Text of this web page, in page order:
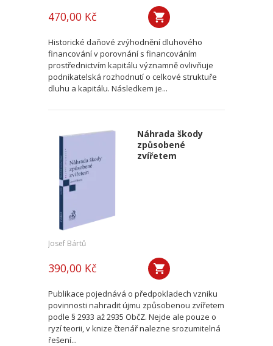
470,00 Kč
Historické daňové zvýhodnění dluhového
financování v porovnání s financováním
prostřednictvím kapitálu významně ovlivňuje
podnikatelská rozhodnutí o celkové struktuře
dluhu a kapitálu. Následkem je...
Náhrada škody
způsobené
zvířetem
Josef Bártů
390,00 Kč
Publikace pojednává o předpokladech vzniku
povinnosti nahradit újmu způsobenou zvířetem
podle § 2933 až 2935 ObčZ. Nejde ale pouze o
ryzí teorii, v knize čtenář nalezne srozumitelná
řešení...